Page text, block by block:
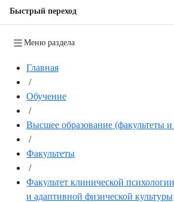
Быстрый переход
Меню раздела
Главная
/
Обучение
/
Высшее образование (факультеты
/
Факультеты
/
Факультет клинической
и адаптивной физической культуры